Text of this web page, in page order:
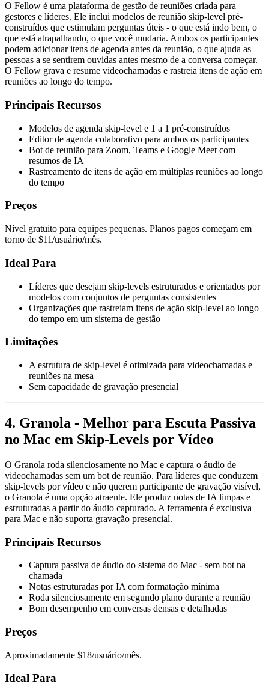
O Fellow é uma plataforma de gestão de reuniões criada para
gestores e líderes. Ele inclui modelos de reunião skip-level pré-
construídos que estimulam perguntas úteis - o que está indo bem, o
que está atrapalhando, o que você mudaria. Ambos os participantes
podem adicionar itens de agenda antes da reunião, o que ajuda as
pessoas a se sentirem ouvidas antes mesmo de a conversa começar.
O Fellow grava e resume videochamadas e rastreia itens de ação em
reuniões ao longo do tempo.
Principais Recursos
Modelos de agenda skip-level e 1 a 1 pré-construídos
Editor de agenda colaborativo para ambos os participantes
Bot de reunião para Zoom, Teams e Google Meet com
resumos de IA
Rastreamento de itens de ação em múltiplas reuniões ao longo
do tempo
Preços
Nível gratuito para equipes pequenas. Planos pagos começam em
torno de $11/usuário/mês.
Ideal Para
Líderes que desejam skip-levels estruturados e orientados por
modelos com conjuntos de perguntas consistentes
Organizações que rastreiam itens de ação skip-level ao longo
do tempo em um sistema de gestão
Limitações
A estrutura de skip-level é otimizada para videochamadas e
reuniões na mesa
Sem capacidade de gravação presencial
4. Granola - Melhor para Escuta Passiva
no Mac em Skip-Levels por Vídeo
O Granola roda silenciosamente no Mac e captura o áudio de
videochamadas sem um bot de reunião. Para líderes que conduzem
skip-levels por vídeo e não querem participante de gravação visível,
o Granola é uma opção atraente. Ele produz notas de IA limpas e
estruturadas a partir do áudio capturado. A ferramenta é exclusiva
para Mac e não suporta gravação presencial.
Principais Recursos
Captura passiva de áudio do sistema do Mac - sem bot na
chamada
Notas estruturadas por IA com formatação mínima
Roda silenciosamente em segundo plano durante a reunião
Bom desempenho em conversas densas e detalhadas
Preços
Aproximadamente $18/usuário/mês.
Ideal Para